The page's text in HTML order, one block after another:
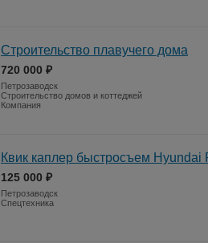
Строительство плавучего дома
720 000 ₽
Петрозаводск
Строительство домов и коттеджей
Компания
Квик каплер быстросъем Hyundai
125 000 ₽
Петрозаводск
Спецтехника